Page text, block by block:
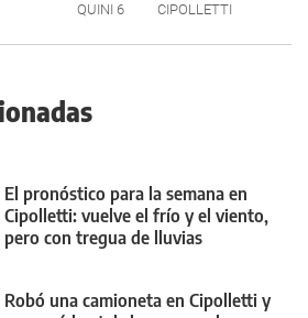
QUINI 6 CIPOLLETTI
El pronóstico para la semana en
Cipolletti: vuelve el frío y el viento,
pero con tregua de lluvias
Robó una camioneta en Cipolletti y